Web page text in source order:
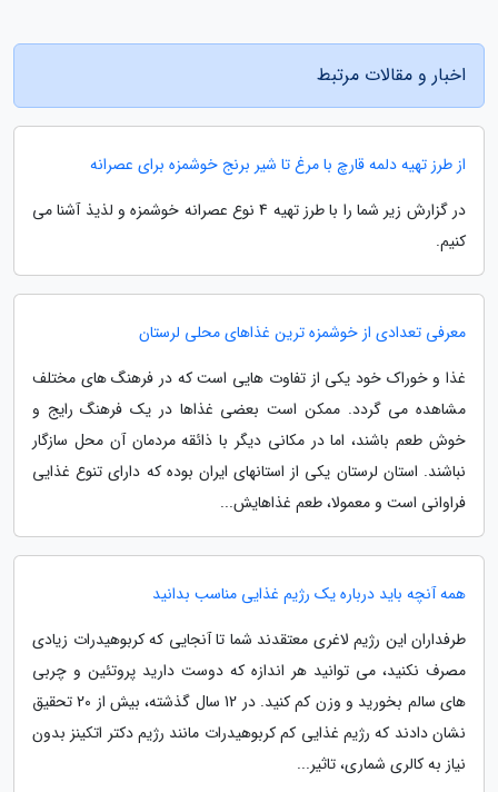
اخبار و مقالات مرتبط
از طرز تهیه دلمه قارچ با مرغ تا شیر برنج خوشمزه برای عصرانه
در گزارش زیر شما را با طرز تهیه 4 نوع عصرانه خوشمزه و لذیذ آشنا می
کنیم.
معرفی تعدادی از خوشمزه ترین غذاهای محلی لرستان
غذا و خوراک خود یکی از تفاوت هایی است که در فرهنگ های مختلف
مشاهده می گردد. ممکن است بعضی غذاها در یک فرهنگ رایج و
خوش طعم باشند، اما در مکانی دیگر با ذائقه مردمان آن محل سازگار
نباشند. استان لرستان یکی از استانهای ایران بوده که دارای تنوع غذایی
فراوانی است و معمولا، طعم غذاهایش...
همه آنچه باید درباره یک رژیم غذایی مناسب بدانید
طرفداران این رژیم لاغری معتقدند شما تا آنجایی که کربوهیدرات زیادی
مصرف نکنید، می توانید هر اندازه که دوست دارید پروتئین و چربی
های سالم بخورید و وزن کم کنید. در 12 سال گذشته، بیش از 20 تحقیق
نشان دادند که رژیم غذایی کم کربوهیدرات مانند رژیم دکتر اتکینز بدون
نیاز به کالری شماری، تاثیر...